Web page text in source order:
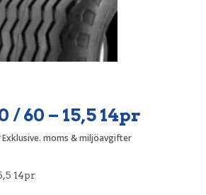
/ 60 – 15,5 14pr
Exklusive. moms & miljöavgifter
14pr